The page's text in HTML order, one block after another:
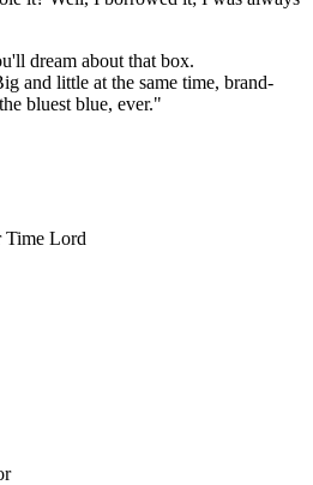
dream about that box.
and little at the same time, brand-
bluest blue, ever."
Time Lord